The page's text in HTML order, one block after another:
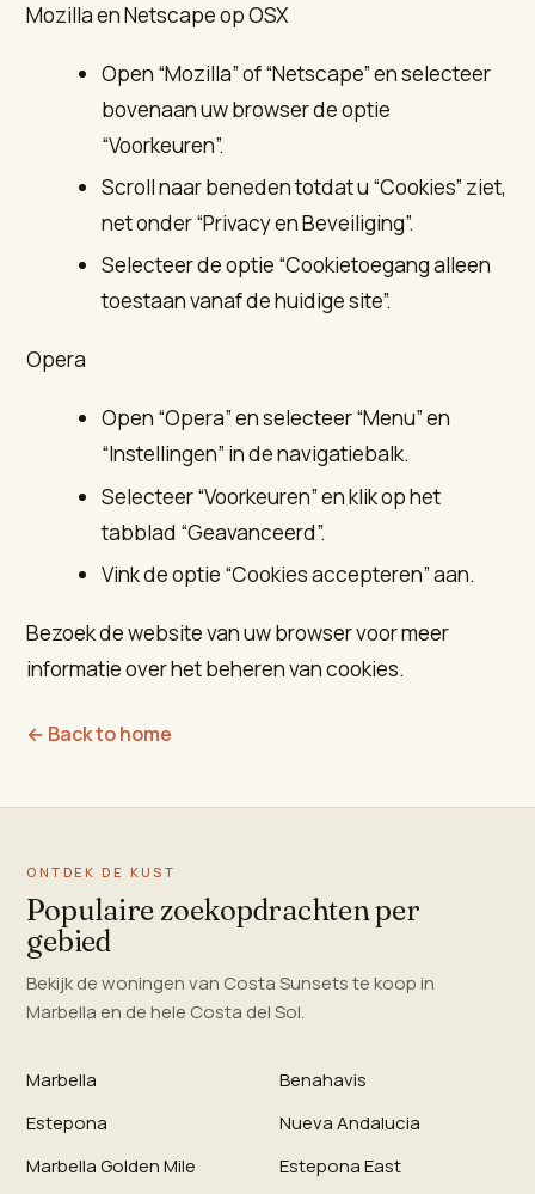
Mozilla en Netscape op OSX
Open “Mozilla” of “Netscape” en selecteer
bovenaan uw browser de optie
“Voorkeuren”.
Scroll naar beneden totdat u “Cookies” ziet,
net onder “Privacy en Beveiliging”.
Selecteer de optie “Cookietoegang alleen
toestaan vanaf de huidige site”.
Opera
Open “Opera” en selecteer “Menu” en
“Instellingen” in de navigatiebalk.
Selecteer “Voorkeuren” en klik op het
tabblad “Geavanceerd”.
Vink de optie “Cookies accepteren” aan.
Bezoek de website van uw browser voor meer
informatie over het beheren van cookies.
← Back to home
ONTDEK DE KUST
Populaire zoekopdrachten per
gebied
Bekijk de woningen van Costa Sunsets te koop in
Marbella en de hele Costa del Sol.
Marbella
Benahavis
Estepona
Nueva Andalucia
Marbella Golden Mile
Estepona East